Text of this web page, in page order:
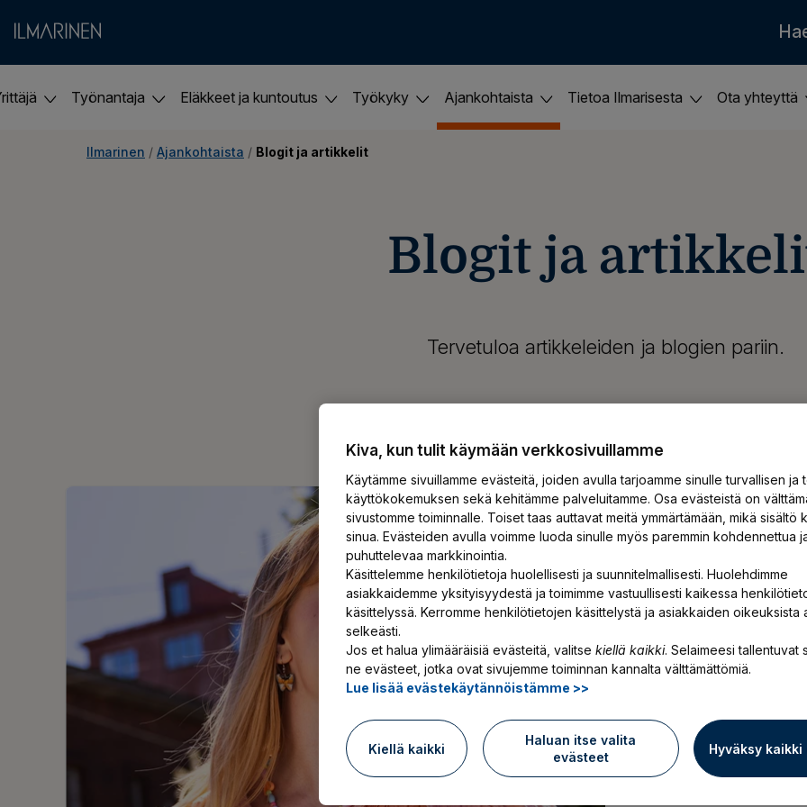
Työnantaja Eläkkeet ja kuntoutus Työkyky Ajankohtaista Tietoa Ilmarisesta Ota yhteyttä
Ilmarinen / Ajankohtaista / Blogit ja artikkelit
Blogit ja
Tervetuloa artikkeleiden ja blogien pariin.
YEL vai TyEL?
Suomessa
tukenasi vahva
omiin eläkepäiviisi ja
jo huomenna tai vasta
YEL vai TyEL? Mitä
Lue artikkeli
Kiva, kun tulit käymään verkkosivuillamme
Käytämme sivuillamme evästeitä, joiden avulla tarjoamme sinulle turvallisen ja
käyttökokemuksen sekä kehitämme palveluitamme. Osa evästeistä on
sivustomme toiminnalle. Toiset taas auttavat meitä ymmärtämään, mikä sisältö
sinua. Evästeiden avulla voimme luoda sinulle myös paremmin kohdennettua
puhuttelevaa markkinointia.
Käsittelemme henkilötietoja huolellisesti ja suunnitelmallisesti. Huolehdimme
asiakkaidemme yksityisyydestä ja toimimme vastuullisesti kaikessa
käsittelyssä. Kerromme henkilötietojen käsittelystä ja asiakkaiden oikeuksista
selkeästi.
Jos et halua ylimääräisiä evästeitä, valitse kiellä kaikki. Selaimeesi tallentuvat
ne evästeet, jotka ovat sivujemme toiminnan kannalta välttämättömiä.
Lue lisää evästekäytännöistämme >>
Kiellä kaikki
Haluan itse valita
evästeet
Hyväksy